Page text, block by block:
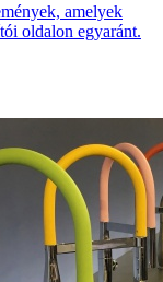
amelyek
oldalon egyaránt.